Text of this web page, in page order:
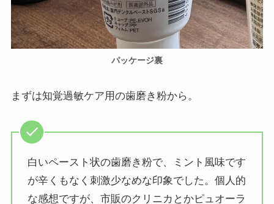
パッケージ裏
まずは知覚過敏ケア用の歯磨き粉から。
白いペースト状の歯磨き粉で、ミント風味です
が辛くもなく刺激少なめな印象でした。個人的
な感想ですが、市販のクリニカとかピュオーラ